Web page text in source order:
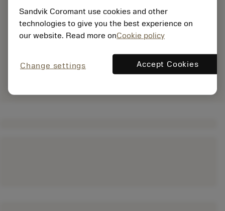
Sandvik Coromant use cookies and other
technologies to give you the best experience on
our website. Read more onCookie policy
Change settings Accept Cookies